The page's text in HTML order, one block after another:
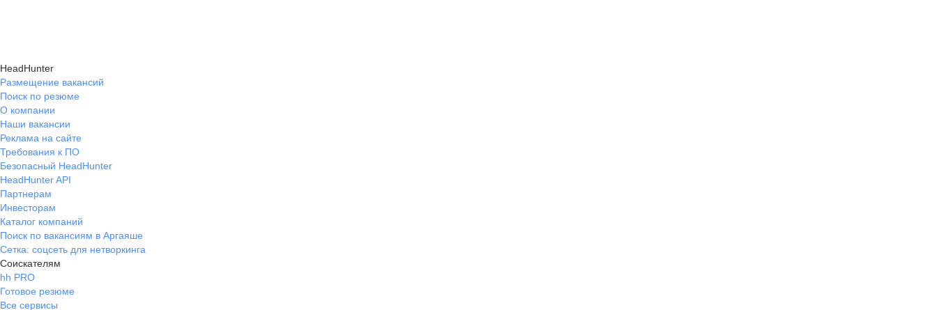
HeadHunter
Размещение вакансий
Поиск по резюме
О компании
Наши вакансии
Реклама на сайте
Требования к ПО
Безопасный HeadHunter
HeadHunter API
Партнерам
Инвесторам
Каталог компаний
Поиск по вакансиям в Аргаяше
Сетка: соцсеть для нетворкинга
Соискателям
hh PRO
Готовое резюме
Все сервисы